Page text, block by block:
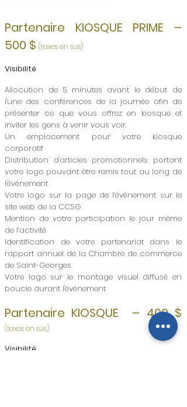
Partenaire KIOSQUE PRIME –
500 $ (taxes en sus)
Visibilité
Allocution de 5 minutes avant le début de
l'une des conférences de la journée afin de
présenter ce que vous offrez en kiosque et
inviter les gens à venir vous voir.
Un emplacement pour votre kiosque
corporatif
Distribution d'articles promotionnels portant
votre logo pouvant être remis tout au long de
l'événement
Votre logo sur la page de l’événement sur le
site web de la CCSG
Mention de votre participation le jour même
de l’activité
Identification de votre partenariat dans le
rapport annuel de la Chambre de commerce
de Saint-Georges
Votre logo sur le montage visuel diffusé en
boucle durant l'événement
Partenaire KIOSQUE – 400 $
(taxes en sus)
Visibilité